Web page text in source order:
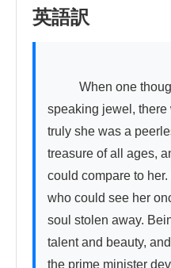
英語訳
speaking jewel, there
truly she was a
treasure of all ages,
could compare to
who could see her
soul stolen away.
talent and beauty,
the prime minister